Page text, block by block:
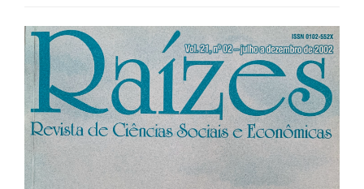
Barra
lateral
de
artigos